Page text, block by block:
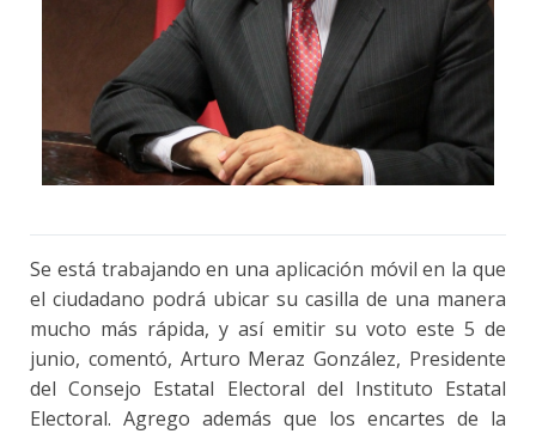
Se está trabajando en una aplicación móvil en la que
el ciudadano podrá ubicar su casilla de una manera
mucho más rápida, y así emitir su voto este 5 de
junio, comentó, Arturo Meraz González, Presidente
del Consejo Estatal Electoral del Instituto Estatal
Electoral. Agrego además que los encartes de la